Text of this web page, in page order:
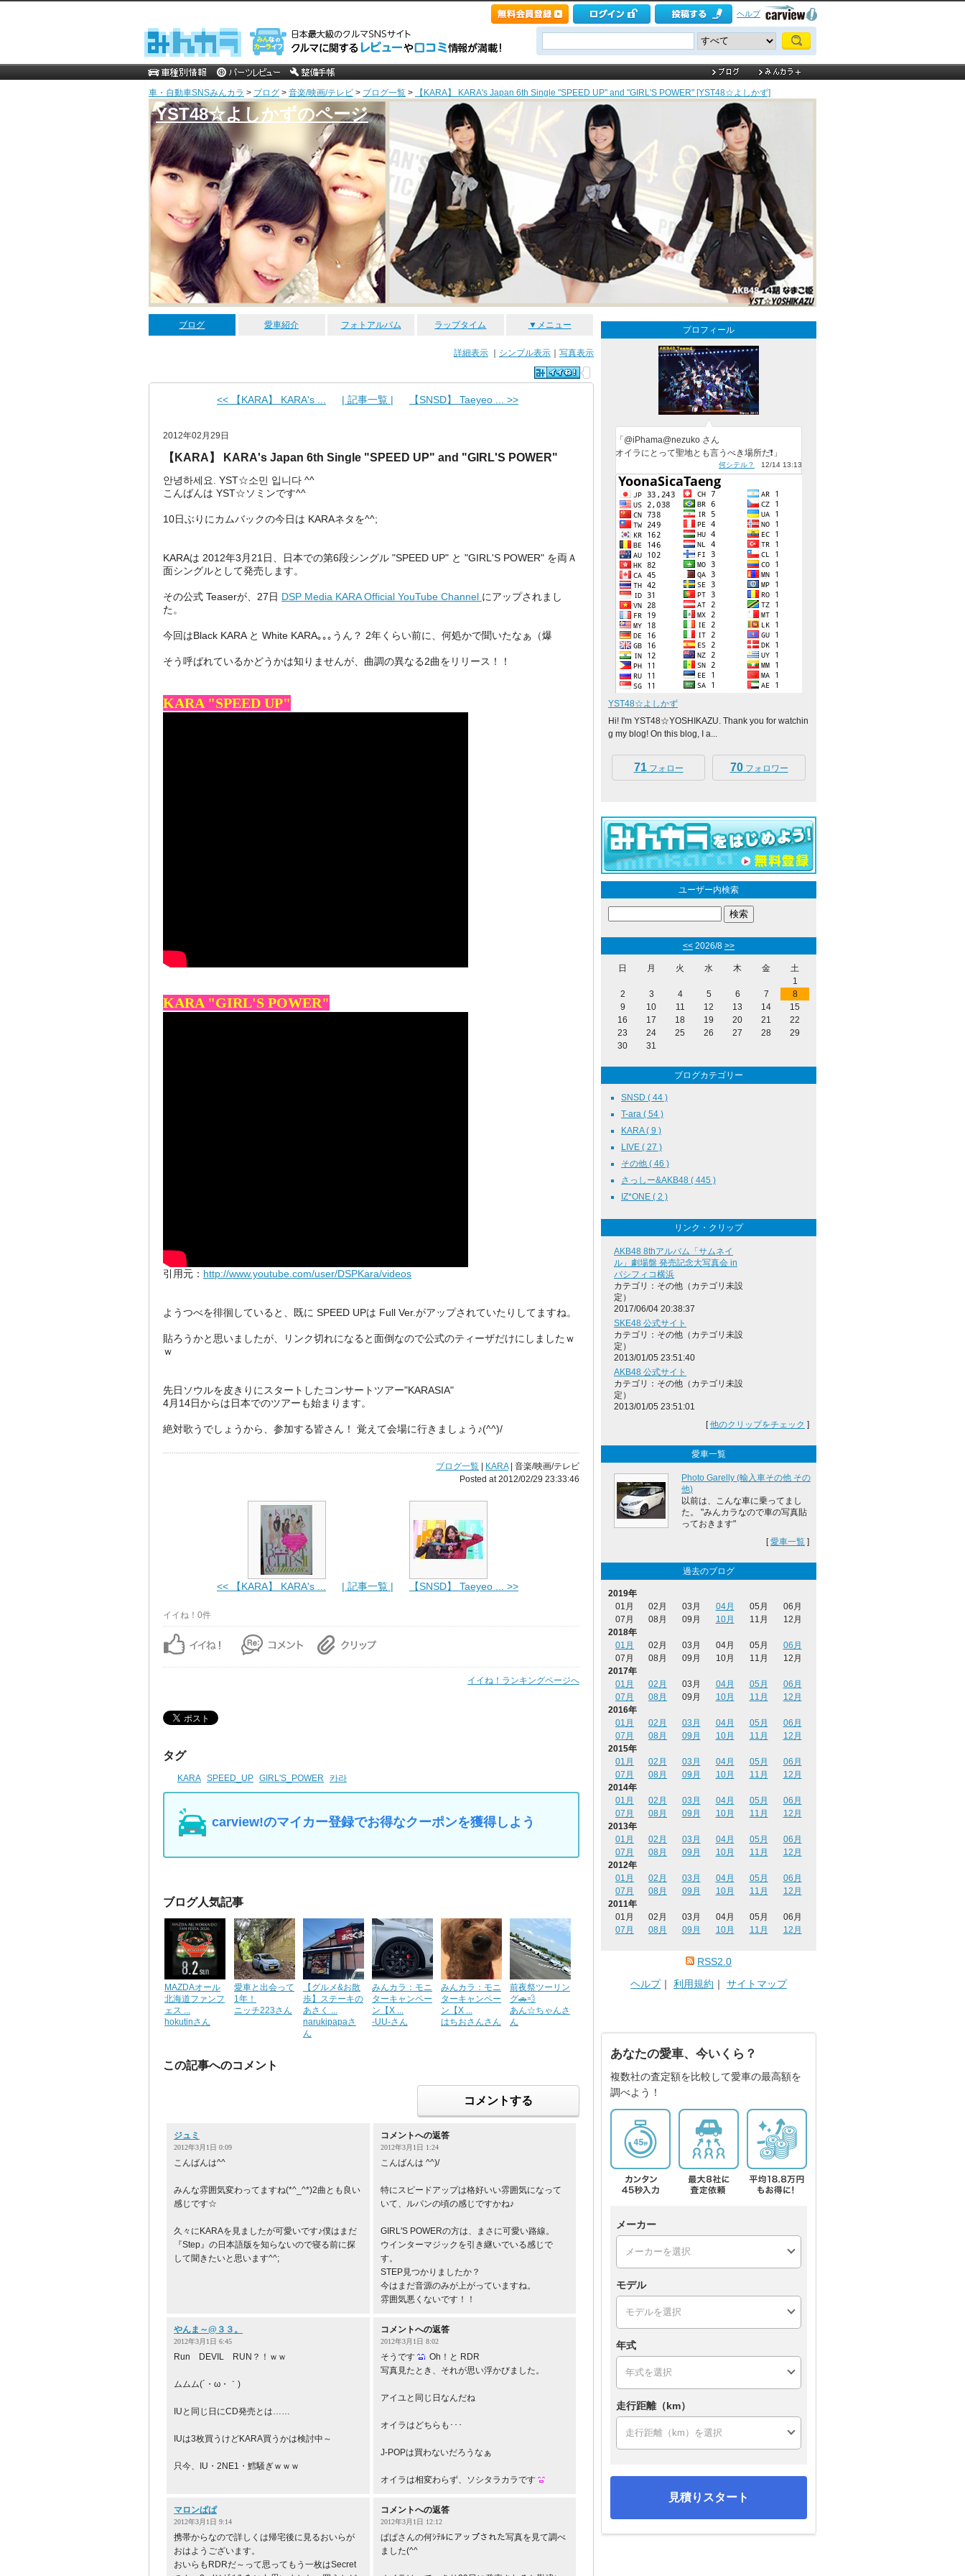
ヘルプ
車・自動車SNSみんカラ > ブログ > 音楽/映画/テレビ > ブログ一覧 > 【KARA】 KARA's Japan 6th Single "SPEED UP" and "GIRL'S POWER" [YST48☆よしかず]
YST48☆よしかずのページ
ブログ 愛車紹介 フォトアルバム ラップタイム ▼メニュー
詳細表示 シンプル表示 写真表示
<< 【KARA】 KARA's ... | 記事一覧 | 【SNSD】 Taeyeo ... >>
2012年02月29日
【KARA】 KARA's Japan 6th Single "SPEED UP" and "GIRL'S POWER"
안녕하세요. YST☆소민 입니다 ^^
こんばんは YST☆ソミンです^^
10日ぶりにカムバックの今日は KARAネタを^^;
KARAは 2012年3月21日、日本での第6段シングル "SPEED UP" と "GIRL'S POWER" を両Ａ
面シングルとして発売します。
その公式 Teaserが、27日 DSP Media KARA Official YouTube Channel にアップされまし
た。
今回はBlack KARA と White KARA｡｡｡うん？ 2年くらい前に、何処かで聞いたなぁ（爆
そう呼ばれているかどうかは知りませんが、曲調の異なる2曲をリリース！！
KARA "SPEED UP"
KARA "GIRL'S POWER"
引用元： http://www.youtube.com/user/DSPKara/videos
ようつべを徘徊していると、既に SPEED UPは Full Ver.がアップされていたりしてますね。
貼ろうかと思いましたが、リンク切れになると面倒なので公式のティーザだけにしましたｗ
ｗ
先日ソウルを皮きりにスタートしたコンサートツアー"KARASIA"
4月14日からは日本でのツアーも始まります。
絶対歌うでしょうから、参加する皆さん！ 覚えて会場に行きましょう♪(^^)/
ブログ一覧 KARA| 音楽/映画/テレビ
Posted at 2012/02/29 23:33:46
<< 【KARA】 KARA's ... | 記事一覧 | 【SNSD】 Taeyeo ... >>
イイね！0件
イイね！ランキングページへ
タグ
KARA SPEED_UP GIRL'S_POWER 카라
carview!のマイカー登録でお得なクーポンを獲得しよう
ブログ人気記事
MAZDAオール
北海道ファンフ
ェス ...
hokutinさん
愛車と出会って
1年！
ニッチ223さん
【グルメ&お散
歩】ステーキの
あさく ...
narukipapaさ
ん
みんカラ：モニ
ターキャンペー
ン【X ...
-UU-さん
みんカラ：モニ
ターキャンペー
ン【X ...
はちおさんさん
前夜祭ツーリン
グ🚗💨
あん☆ちゃんさ
ん
この記事へのコメント
コメントする
ジュミ
2012年3月1日 0:09
こんばんは^^
みんな雰囲気変わってますね(*^_^*)2曲とも良い
感じです☆
久々にKARAを見ましたが可愛いです♪僕はまだ
『Step』の日本語版を知らないので寝る前に探
して聞きたいと思います^^;
コメントへの返答
2012年3月1日 1:24
こんばんは ^^)/
特にスピードアップは格好いい雰囲気になって
いて、ルパンの頃の感じですかね♪
GIRL'S POWERの方は、まさに可愛い路線。
ウインターマジックを引き継いでいる感じで
す。
STEP見つかりましたか？
今はまだ音源のみが上がっていますね。
雰囲気悪くないです！！
やんま～@３３。
2012年3月1日 6:45
Run DEVIL RUN？！ｗｗ
ムムム(´・ω・｀)
IUと同じ日にCD発売とは……
IUは3枚買うけどKARA買うかは検討中～
只今、IU・2NE1・鱈騒ぎｗｗｗ
コメントへの返答
2012年3月1日 8:02
そうです
Oh！と RDR
写真見たとき、それが思い浮かびました。
アイユと同じ日なんだね
オイラはどちらも･･･
J-POPは買わないだろうなぁ
オイラは相変わらず、ソシタラカラです
マロンぱぱ
2012年3月1日 9:14
携帯からなので詳しくは帰宅後に見るおいらが
おはようございます。
おいらもRDRだ～って思ってもう一枚はSecret
コメントへの返答
2012年3月1日 12:12
ぱぱさんの何ｼﾃﾙにアップされた写真を見て調べ
ました(^^ゞ
プロフィール
「@iPhama@nezuko さん
オイラにとって聖地とも言うべき場所だ❗」
何シテル？ 12/14 13:13
YST48☆よしかず
Hi! I'm YST48☆YOSHIKAZU. Thank you for watchin
g my blog! On this blog, I a...
71フォロー 70フォロワー
ユーザー内検索
<< 2026/8 >>
日 月 火 水 木 金
土
1
2
3 4 5 6 7
8
9
10 11 12 13 14
15
16
17 18 19 20 21
22
23
24 25 26 27 28
29
30
31
ブログカテゴリー
SNSD ( 44 )
T-ara ( 54 )
KARA ( 9 )
LIVE ( 27 )
その他 ( 46 )
さっしー&AKB48 ( 445 )
IZ*ONE ( 2 )
リンク・クリップ
AKB48 8thアルバム「サムネイ
ル」劇場盤 発売記念大写真会 in
パシフィコ横浜
カテゴリ：その他（カテゴリ未設
定）
2017/06/04 20:38:37
SKE48 公式サイト
カテゴリ：その他（カテゴリ未設
定）
2013/01/05 23:51:40
AKB48 公式サイト
カテゴリ：その他（カテゴリ未設
定）
2013/01/05 23:51:01
[他のクリップをチェック ]
愛車一覧
Photo Garelly (輸入車その他 その
他)
以前は、こんな車に乗ってまし
た。 "みんカラなので車の写真貼
っておきます"
[愛車一覧 ]
過去のブログ
2019年
01月
02月 03月 04月 05月
06月
07月
08月 09月 10月 11月
12月
2018年
01月
02月 03月 04月 05月
06月
07月
08月 09月 10月 11月
12月
2017年
01月
02月 03月 04月 05月
06月
07月
08月 09月 10月 11月
12月
2016年
01月
02月 03月 04月 05月
06月
07月
08月 09月 10月 11月
12月
2015年
01月
02月 03月 04月 05月
06月
07月
08月 09月 10月 11月
12月
2014年
01月
02月 03月 04月 05月
06月
07月
08月 09月 10月 11月
12月
2013年
01月
02月 03月 04月 05月
06月
07月
08月 09月 10月 11月
12月
2012年
01月
02月 03月 04月 05月
06月
07月
08月 09月 10月 11月
12月
2011年
01月
02月 03月 04月 05月
06月
07月
08月 09月 10月 11月 12月
RSS2.0
ヘルプ｜ 利用規約 ｜ サイトマップ
あなたの愛車、今いくら？
複数社の査定額を比較して愛車の最高額を
調べよう！
メーカー
モデル
年式
走行距離（km）
見積りスタート